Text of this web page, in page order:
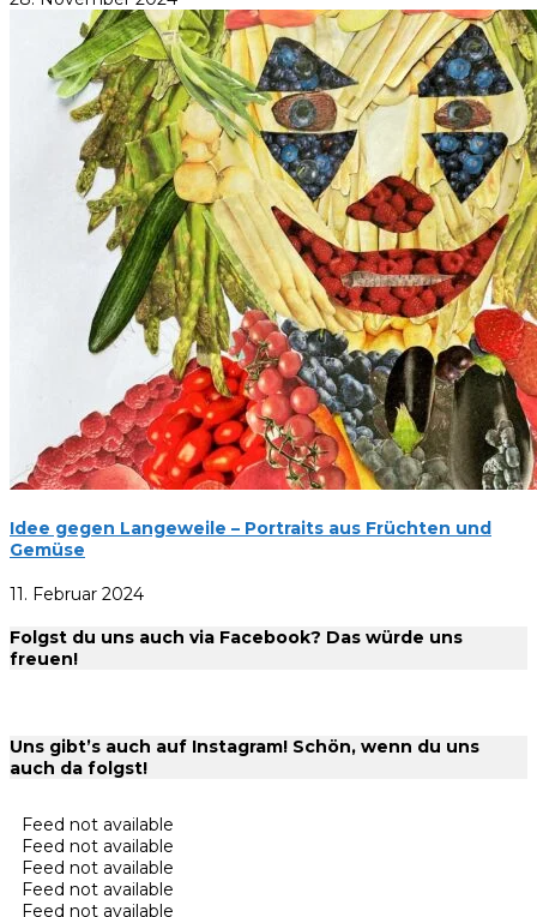
Idee gegen Langeweile – Portraits aus Früchten und
Gemüse
11. Februar 2024
Folgst du uns auch via Facebook? Das würde uns
freuen!
Uns gibt’s auch auf Instagram! Schön, wenn du uns
auch da folgst!
Feed not available
Feed not available
Feed not available
Feed not available
Feed not available